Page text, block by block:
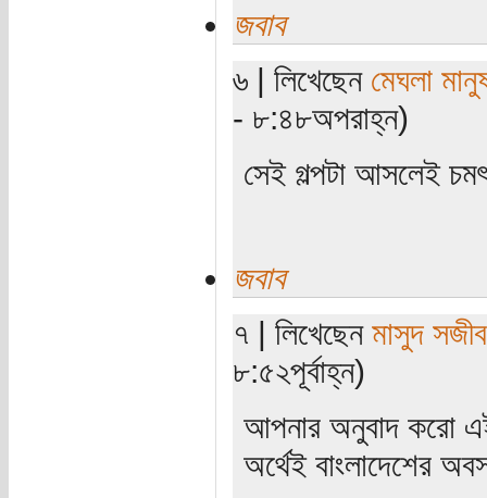
জবাব
৬ | লিখেছেন মেঘলা
- ৮:৪৮অপরাহ্ন)
সেই গল্পটা আসলেই
জবাব
৭ | লিখেছেন মাসুদ সজীব
৮:৫২পূর্বাহ্ন)
আপনার অনুবাদ করো
অর্থেই বাংলাদেশের